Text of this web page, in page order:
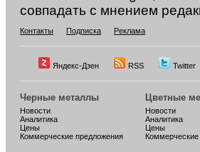
совпадать с мнением
Контакты Подписка Реклама
Яндекс-Дзен RSS Twitter
Черные металлы
Новости
Аналитика
Цены
Коммерческие предложения
Цветные
Новости
Аналитика
Цены